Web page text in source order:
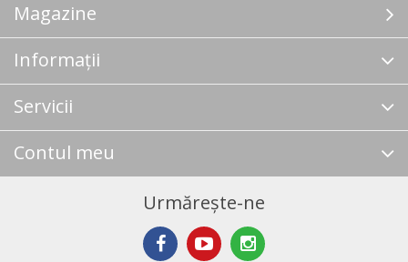
Magazine
Informații
Servicii
Contul meu
Urmărește-ne